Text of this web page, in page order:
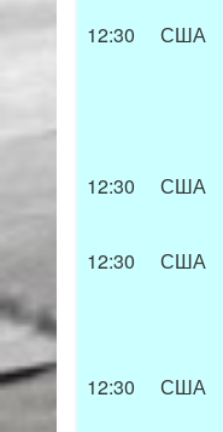
12:30 США
12:30 США
12:30 США
12:30 США